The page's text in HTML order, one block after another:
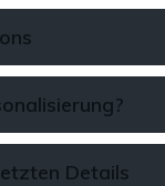
Details